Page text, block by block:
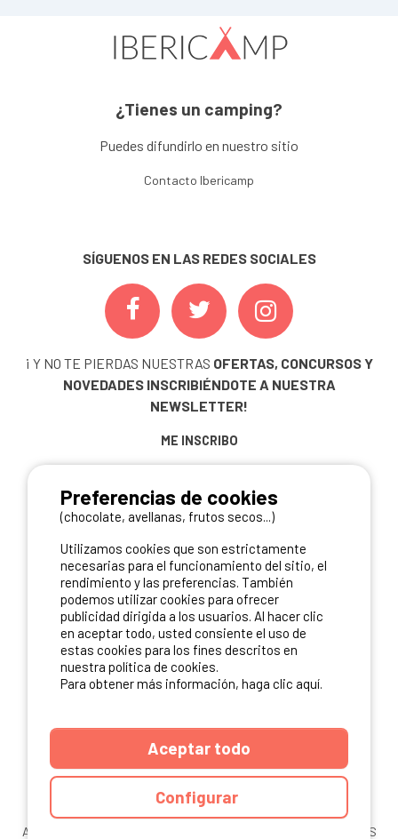
¿Tienes un camping?
Puedes difundirlo en nuestro sitio
Contacto Ibericamp
SÍGUENOS EN LAS REDES SOCIALES
¡ Y NO TE PIERDAS NUESTRAS OFERTAS, CONCURSOS Y
NOVEDADES INSCRIBIÉNDOTE A NUESTRA
NEWSLETTER!
ME INSCRIBO
NUESTROS PARTNERS
ANUARIO COOKIES
Preferencias de cookies
(chocolate, avellanas, frutos secos...)
Utilizamos cookies que son estrictamente
necesarias para el funcionamiento del sitio, el
rendimiento y las preferencias. También
podemos utilizar cookies para ofrecer
publicidad dirigida a los usuarios. Al hacer clic
en aceptar todo, usted consiente el uso de
estas cookies para los fines descritos en
nuestra política de cookies.
Para obtener más información, haga clic aquí.
Aceptar todo
Configurar